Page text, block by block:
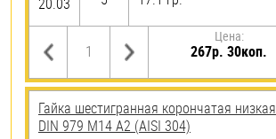
Цена:
267р. 30коп.
Гайка шестигранная корончатая низкая
DIN 979 М14 А2 (AISI 304)